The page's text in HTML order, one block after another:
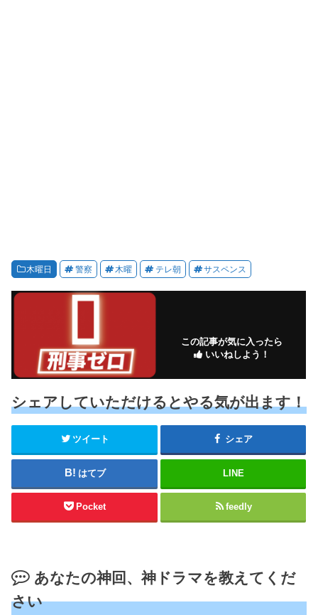
木曜日 警察 木曜 テレ朝 サスペンス
この記事が気に入ったら
いいねしよう！
シェアしていただけるとやる気が出ます！
ツイート シェア
はてブ LINE
Pocket feedly
あなたの神回、神ドラマを教えてくだ
さい